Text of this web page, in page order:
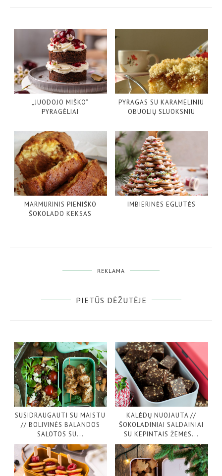
„JUODOJO MIŠKO“
PYRAGĖLIAI
PYRAGAS SU KARAMELINIU
OBUOLIŲ SLUOKSNIU
MARMURINIS PIENIŠKO
ŠOKOLADO KEKSAS
IMBIERINĖS EGLUTĖS
REKLAMA
PIETŪS DĖŽUTĖJE
SUSIDRAUGAUTI SU MAISTU
// BOLIVINĖS BALANDOS
SALOTOS SU...
KALĖDŲ NUOJAUTA //
ŠOKOLADINIAI SALDAINIAI
SU KEPINTAIS ŽEMĖS...